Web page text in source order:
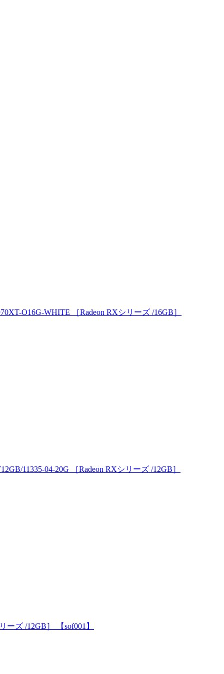
O16G-WHITE ［Radeon RXシリーズ /16GB］
11335-04-20G ［Radeon RXシリーズ /12GB］
ーズ /12GB］ 【sof001】